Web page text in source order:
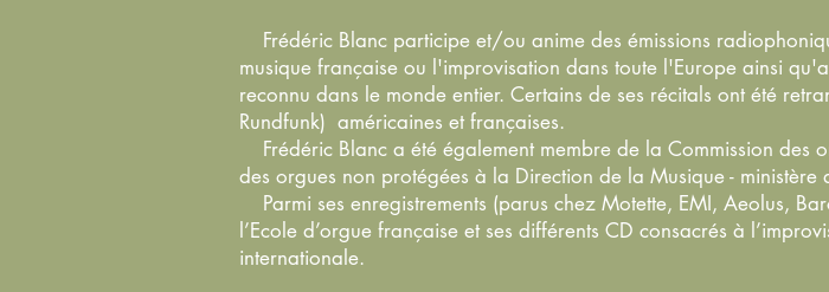
Frédéric Blanc participe et/ou anime des émissions
musique française ou l'improvisation dans toute l'Europe ainsi
reconnu dans le monde entier. Certains de ses récitals ont été
Rundfunk) américaines et françaises.
Frédéric Blanc a été également membre de la Commission des
des orgues non protégées à la Direction de la Musique - ministère
Parmi ses enregistrements (parus chez Motette, EMI, Aeolus,
l’Ecole d’orgue française et ses différents CD consacrés à
internationale.